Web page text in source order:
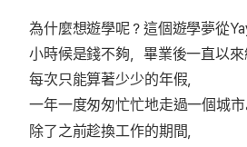
為什麼想遊學呢？這個遊學夢從
小時候是錢不夠，畢業後一直以來
每次只能算著少少的年假，
一年一度匆匆忙忙地走過一個城市
除了之前趁換工作的期間，